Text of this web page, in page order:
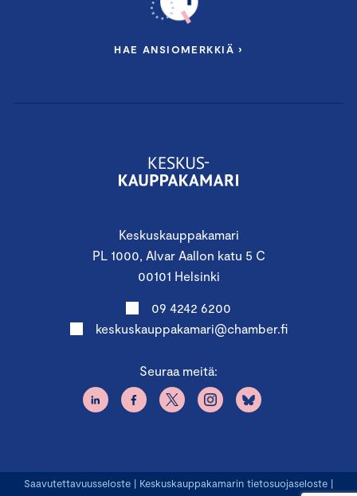
Keskuskauppakamari
PL 1000, Alvar Aallon katu 5 C
00101 Helsinki
09 4242 6200
keskuskauppakamari@chamber.fi
Seuraa meitä:
HAE ANSIOMERKKIÄ ›
Saavutettavuusseloste | Keskuskauppakamarin tietosuojaseloste |